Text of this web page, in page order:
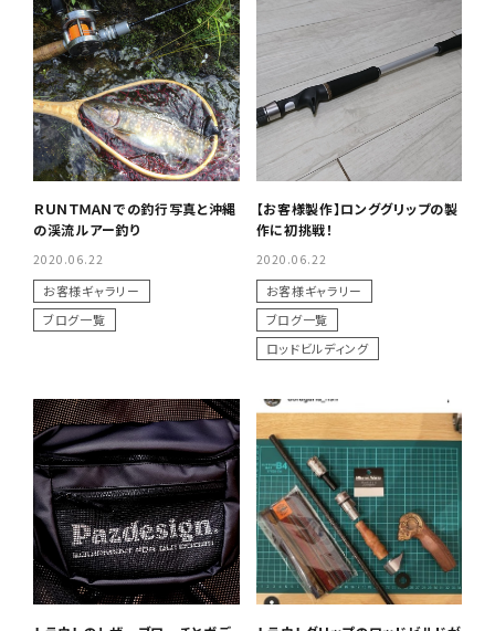
ＲＵＮＴＭＡＮでの釣行写真と沖縄
の渓流ルアー釣り
2020.06.22
お客様ギャラリー
ブログ一覧
【お客様製作】ロンググリップの製
作に初挑戦！
2020.06.22
お客様ギャラリー
ブログ一覧
ロッドビルディング